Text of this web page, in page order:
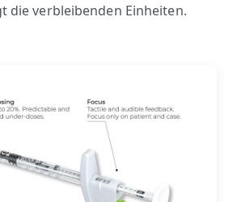
die verbleibenden Einheiten.